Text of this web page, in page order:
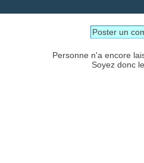
Poster un
Personne n'a encore
Soyez donc